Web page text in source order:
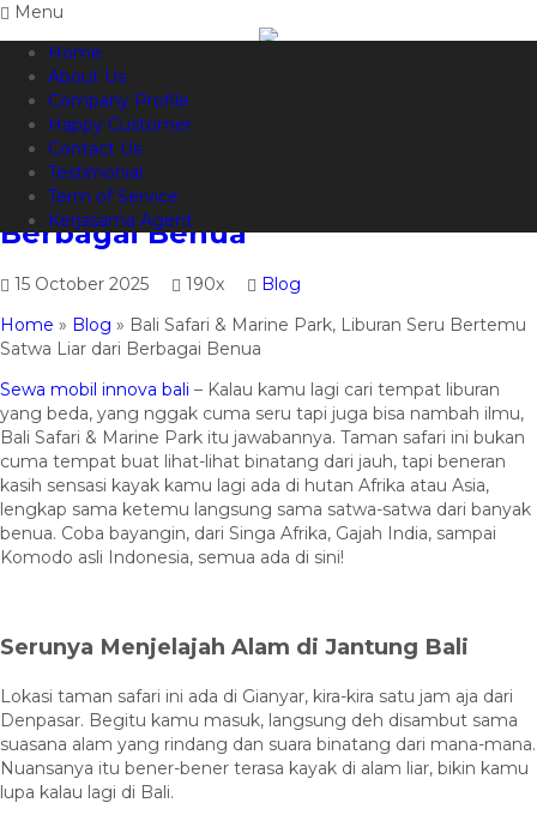
Menu
Home
About Us
Company Profile
Happy Customer
Contact Us
Testimonial
Term of Service
Kerjasama Agent
Informasi lebih lanjut?
Bali Safari & Marine Park, Liburan
Seru Bertemu Satwa Liar dari
Berbagai Benua
15 October 2025 190x
Blog
Home » Blog » Bali Safari & Marine Park, Liburan Seru Bertemu
Satwa Liar dari Berbagai Benua
Sewa mobil innova bali – Kalau kamu lagi cari tempat liburan
yang beda, yang nggak cuma seru tapi juga bisa nambah ilmu,
Bali Safari & Marine Park itu jawabannya. Taman safari ini bukan
cuma tempat buat lihat-lihat binatang dari jauh, tapi beneran
kasih sensasi kayak kamu lagi ada di hutan Afrika atau Asia,
lengkap sama ketemu langsung sama satwa-satwa dari banyak
benua. Coba bayangin, dari Singa Afrika, Gajah India, sampai
Komodo asli Indonesia, semua ada di sini!
Serunya Menjelajah Alam di Jantung Bali
Lokasi taman safari ini ada di Gianyar, kira-kira satu jam aja dari
Denpasar. Begitu kamu masuk, langsung deh disambut sama
suasana alam yang rindang dan suara binatang dari mana-mana.
Nuansanya itu bener-bener terasa kayak di alam liar, bikin kamu
lupa kalau lagi di Bali.